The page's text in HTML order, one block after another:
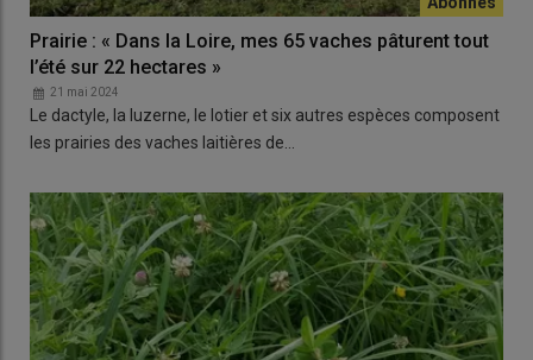
Prairie : « Dans la Loire, mes 65 vaches pâturent tout
l’été sur 22 hectares »
21 mai 2024
Le dactyle, la luzerne, le lotier et six autres espèces composent
les prairies des vaches laitières de…